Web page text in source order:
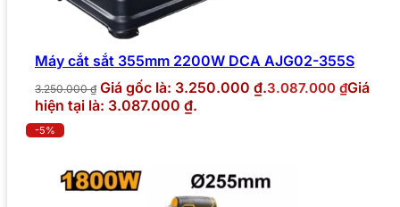
Máy cắt sắt 355mm 2200W DCA AJG02-355S
3.250.000₫ Giá gốc là: 3.250.000 ₫.3.087.000 ₫Giá
hiện tại là: 3.087.000 ₫.
-5%